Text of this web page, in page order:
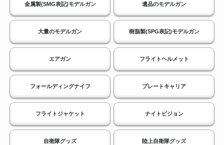
金属製(SMG表記)モデルガン 遺品のモデルガン
大量のモデルガン 樹脂製(SPG表記)モデルガン
エアガン フライトヘルメット
フォールディングナイフ プレートキャリア
フライトジャケット ナイトビジョン
自衛隊グッズ 陸上自衛隊グッズ